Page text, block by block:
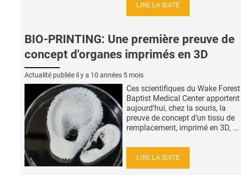
LIRE LA SUITE
BIO-PRINTING: Une première preuve de
concept d'organes imprimés en 3D
Actualité publiée il y a 10 années 5 mois
Ces scientifiques du Wake Forest
Baptist Medical Center apportent
aujourd’hui, chez la souris, la
preuve de concept d’un tissu de
remplacement, imprimé en 3D, ...
LIRE LA SUITE